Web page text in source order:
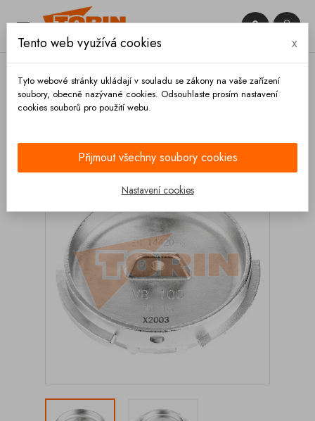
 

Tento web využívá cookies x
Tyto webové stránky ukládají v souladu se zákony na vaše zařízení
soubory, obecně nazývané cookies. Odsouhlaste prosím nastavení
cookies souborů pro použití webu.
Přijmout všechny soubory cookies
Nastavení cookies